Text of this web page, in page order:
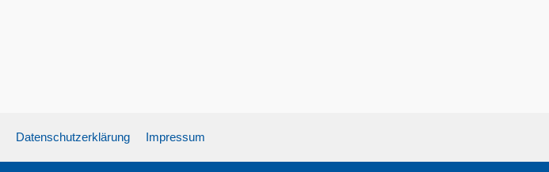
Datenschutzerklärung Impressum